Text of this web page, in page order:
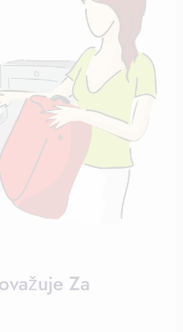
Za